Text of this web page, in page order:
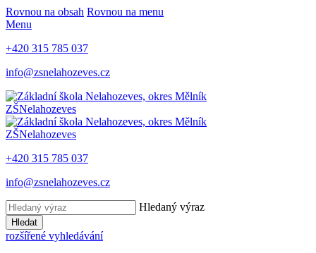
Rovnou na obsah Rovnou na menu
Menu
+420 315 785 037
info@zsnelahozeves.cz
ZŠNelahozeves
ZŠNelahozeves
+420 315 785 037
info@zsnelahozeves.cz
Hledaný výraz
Hledat
rozšířené vyhledávání